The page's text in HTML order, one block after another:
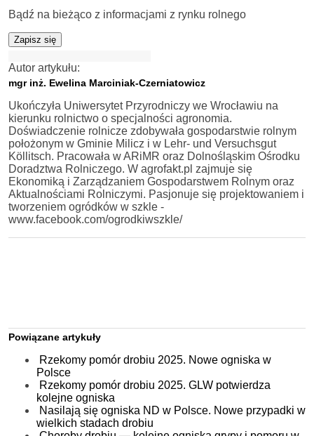
Bądź na bieżąco z informacjami z rynku rolnego
Zapisz się
Autor artykułu:
mgr inż. Ewelina Marciniak-Czerniatowicz
Ukończyła Uniwersytet Przyrodniczy we Wrocławiu na
kierunku rolnictwo o specjalności agronomia.
Doświadczenie rolnicze zdobywała gospodarstwie rolnym
położonym w Gminie Milicz i w Lehr- und Versuchsgut
Köllitsch. Pracowała w ARiMR oraz Dolnośląskim Ośrodku
Doradztwa Rolniczego. W agrofakt.pl zajmuje się
Ekonomiką i Zarządzaniem Gospodarstwem Rolnym oraz
Aktualnościami Rolniczymi. Pasjonuje się projektowaniem i
tworzeniem ogródków w szkle -
www.facebook.com/ogrodkiwszkle/
Powiązane artykuły
Rzekomy pomór drobiu 2025. Nowe ogniska w
Polsce
Rzekomy pomór drobiu 2025. GLW potwierdza
kolejne ogniska
Nasilają się ogniska ND w Polsce. Nowe przypadki w
wielkich stadach drobiu